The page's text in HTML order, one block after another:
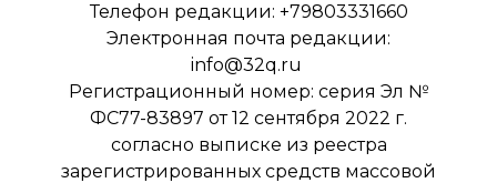
Телефон редакции: +79803331660
Электронная почта редакции:
info@32q.ru
Регистрационный номер: серия Эл №
ФС77-83897 от 12 сентября 2022 г.
согласно выписке из реестра
зарегистрированных средств массовой